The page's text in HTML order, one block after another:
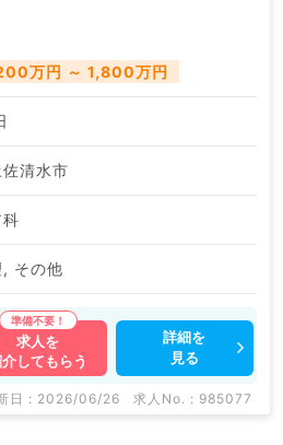
万円 ～ 1,800万円
清水市
その他
求人を
してもらう
詳細を
見る
日 : 2026/06/26 求人No. : 985077